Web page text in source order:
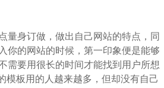
身订做，做出自己网站的特点，同
你的网站的时候，第一印象便是能够
需要用很长的时间才能找到用户所想
模板用的人越来越多，但却没有自己